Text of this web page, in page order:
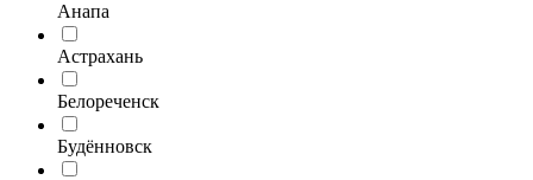
Анапа
Астрахань
Белореченск
Будённовск